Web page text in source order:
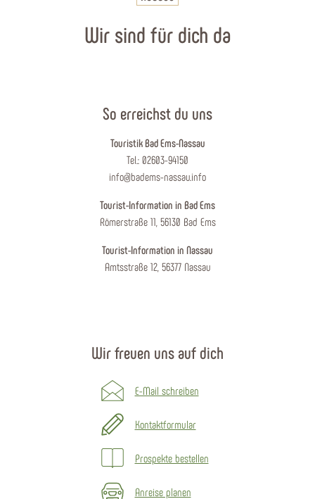
Wir sind für dich da
So erreichst du uns
Touristik Bad Ems-Nassau
Tel.: 02603-94150
info@badems-nassau.info
Tourist-Information in Bad Ems
Römerstraße 11, 56130 Bad Ems
Tourist-Information in Nassau
Amtsstraße 12, 56377 Nassau
Wir freuen uns auf dich
E-Mail schreiben
Kontaktformular
Prospekte bestellen
Anreise planen